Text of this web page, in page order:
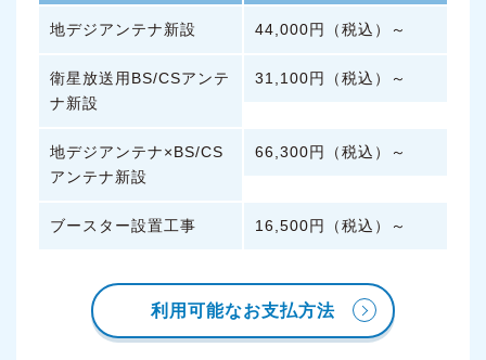
地デジアンテナ新設 44,000円（税込）～
衛星放送用BS/CSアンテ
ナ新設
31,100円（税込）～
地デジアンテナ×BS/CS
アンテナ新設
66,300円（税込）～
ブースター設置工事 16,500円（税込）～
利用可能なお支払方法